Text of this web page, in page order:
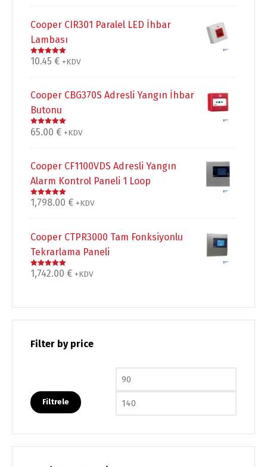
Cooper CIR301 Paralel LED İhbar
Lambası
5 üzerinden
5.00 oy aldı
10.45 € +KDV
Cooper CBG370S Adresli Yangın İhbar
Butonu
5 üzerinden
5.00 oy aldı
65.00 € +KDV
Cooper CF1100VDS Adresli Yangın
Alarm Kontrol Paneli 1 Loop
5 üzerinden
5.00 oy aldı
1,798.00 € +KDV
Cooper CTPR3000 Tam Fonksiyonlu
Tekrarlama Paneli
5 üzerinden
5.00
oy aldı
1,742.00 € +KDV
Filter by price
En düşük fiyat
Filtrele